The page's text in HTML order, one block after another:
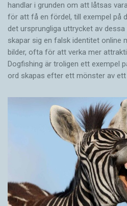
handlar i grunden om att låtsas
för att få en fördel, till exempel på
det ursprungliga uttrycket av
skapar sig en falsk identitet online
bilder, ofta för att verka mer
Dogfishing är troligen ett exempel
ord skapas efter ett mönster av